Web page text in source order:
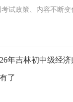
试政策、内容不断
年吉林初中级经
了